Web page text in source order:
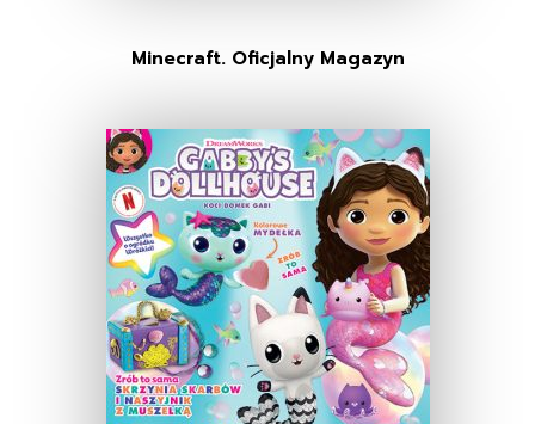
Minecraft. Oficjalny Magazyn